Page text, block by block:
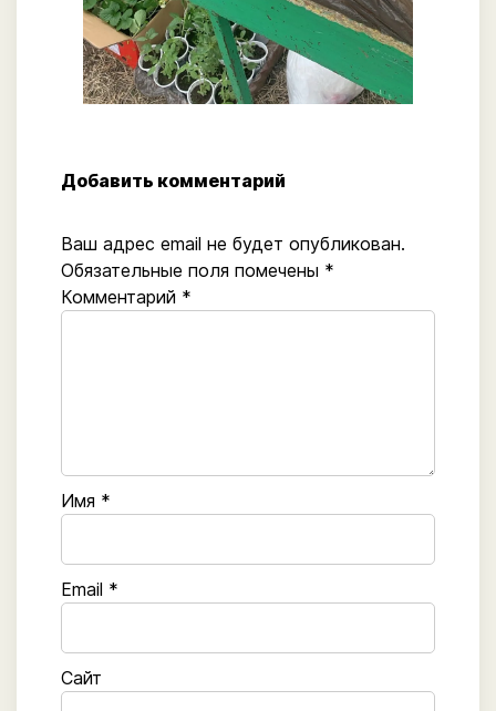
Добавить комментарий
Ваш адрес email не будет опубликован.
Обязательные поля помечены *
Комментарий *
Имя *
Email *
Сайт